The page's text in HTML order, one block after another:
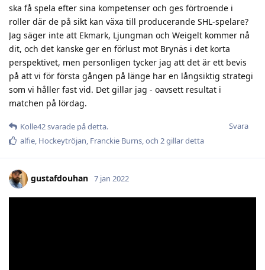
ska få spela efter sina kompetenser och ges förtroende i
roller där de på sikt kan växa till producerande SHL-spelare?
Jag säger inte att Ekmark, Ljungman och Weigelt kommer nå
dit, och det kanske ger en förlust mot Brynäs i det korta
perspektivet, men personligen tycker jag att det är ett bevis
på att vi för första gången på länge har en långsiktig strategi
som vi håller fast vid. Det gillar jag - oavsett resultat i
matchen på lördag.
Svara
Kolle42svarade på detta.
alfie, Hockeytröjan, Franckie Burns, och 2gillar detta
gustafdouhan 7 jan 2022